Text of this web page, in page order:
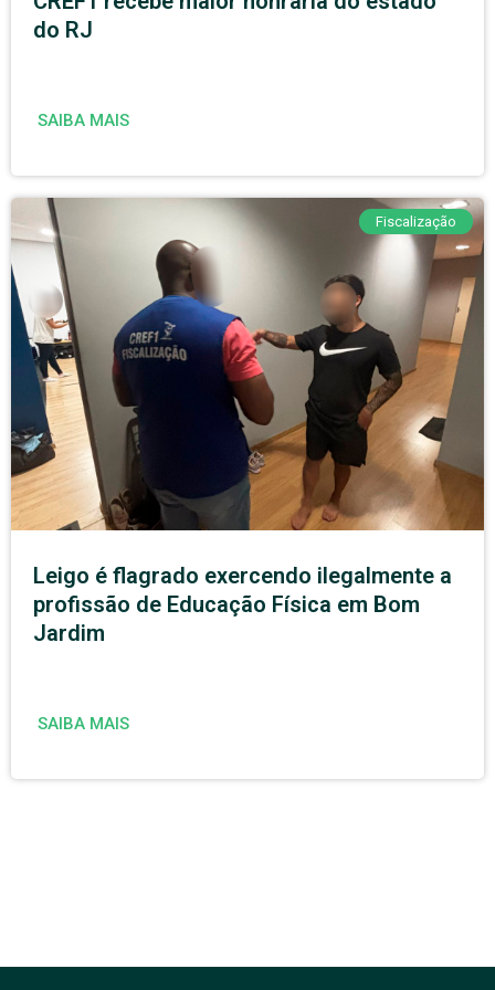
do RJ
SAIBA MAIS
Fiscalização
Leigo é flagrado exercendo ilegalmente a
profissão de Educação Física em Bom
Jardim
SAIBA MAIS